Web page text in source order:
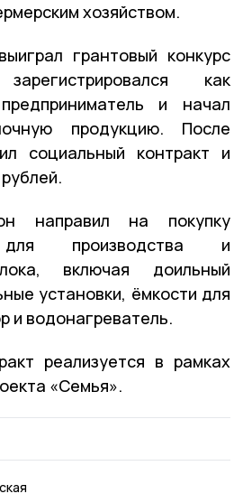
хозяйством.
грантовый конкурс
как
и начал
продукцию. После
социальный контракт и
направил на покупку
для производства и
включая доильный
установки, ёмкости для
и водонагреватель.
реализуется в рамках
«Семья».